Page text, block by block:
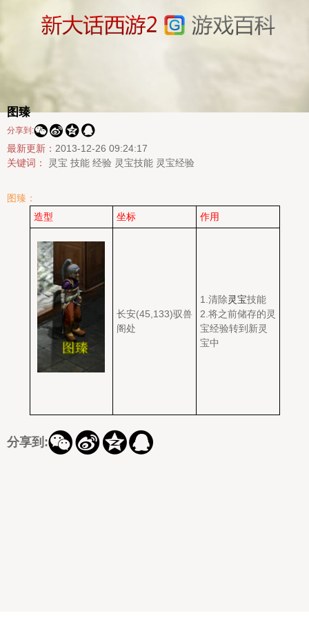
图臻
分享到: 
最新更新： 2013-12-26 09:24:17
关键词：
灵宝 技能 经验 灵宝技能 灵宝经验
图臻：
造型
坐标 作用
长安(45,133)驭兽
阁处
1.清除灵宝技能
2.将之前储存的灵
宝经验转到新灵
宝中
分享到: